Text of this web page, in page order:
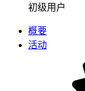
初级用户
概要
活动